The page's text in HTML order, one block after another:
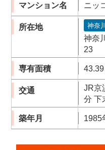
マンション名 ニッ
所在地 神奈
神奈
23
専有面積
交通
JR京
分 下
築年月 1985